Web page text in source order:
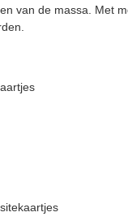
van de massa. Met